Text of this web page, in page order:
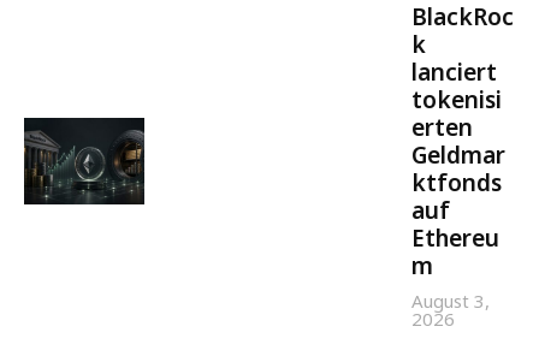
BlackRoc
k
lanciert
tokenisi
erten
Geldmar
ktfonds
auf
Ethereu
m
August 3,
2026